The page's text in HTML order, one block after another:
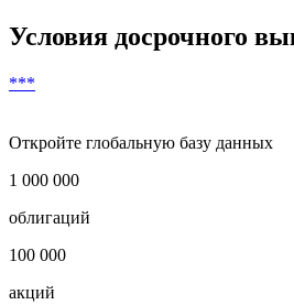
Условия досрочного
***
Откройте глобальную базу данных
1 000 000
облигаций
100 000
акций